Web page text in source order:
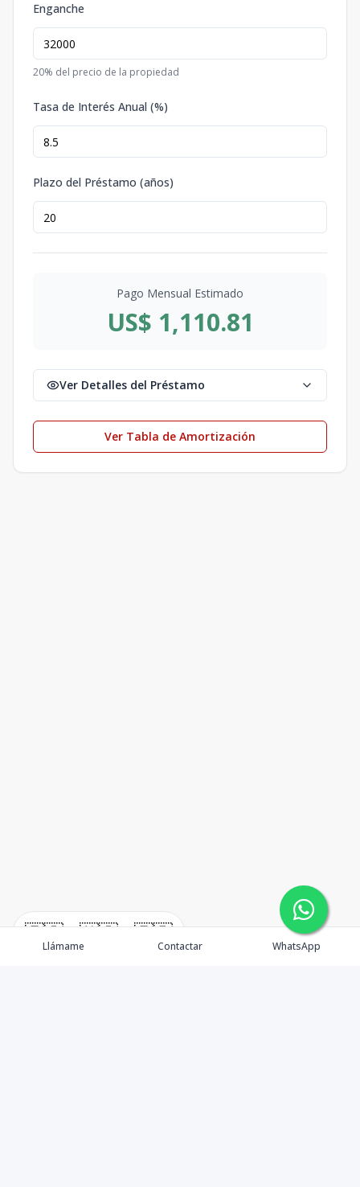
🇪🇸 🇺🇸 🇫🇷
Enganche
20% del precio de la propiedad
Tasa de Interés Anual (%)
Plazo del Préstamo (años)
Pago Mensual Estimado
US$ 1,110.81
Ver Detalles del Préstamo
Ver Tabla de Amortización
Llámame Contactar WhatsApp